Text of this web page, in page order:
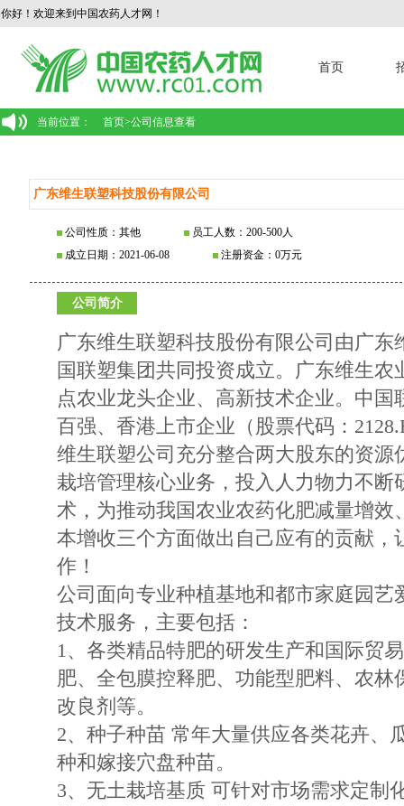
你好！欢迎来到中国农药人才网！
首页
当前位置： 首页>公司信息查看
广东维生联塑科技股份有限公司
公司性质：其他
员工人数：200-500人
成立日期：2021-06-08
注册资金：0万元
公司简介
广东维生联塑科技股份有限公司由广
国联塑集团共同投资成立。广东维生
点农业龙头企业、高新技术企业。中
百强、香港上市企业（股票代码：
维生联塑公司充分整合两大股东的资源
栽培管理核心业务，投入人力物力不断
术，为推动我国农业农药化肥减量增效
本增收三个方面做出自己应有的贡献，
作！
公司面向专业种植基地和都市家庭园艺
技术服务，主要包括：
1、各类精品特肥的研发生产和国际贸
肥、全包膜控释肥、功能型肥料、农
改良剂等。
2、种子种苗 常年大量供应各类花卉、
种和嫁接穴盘种苗。
3、无土栽培基质 可针对市场需求定制